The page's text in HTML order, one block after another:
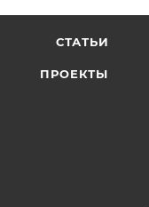
СТАТЬИ
ПРОЕКТЫ